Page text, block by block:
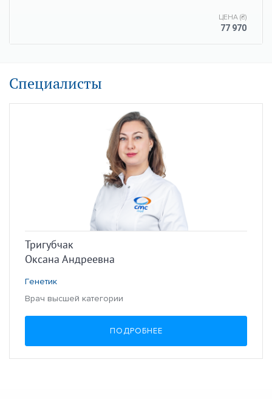
ЦЕНА (₴)
77 970
Специалисты
Тригубчак
Оксана Андреевна
Генетик
Врач высшей категории
ПОДРОБНЕЕ